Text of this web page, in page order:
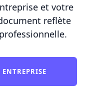
et votre
reflète